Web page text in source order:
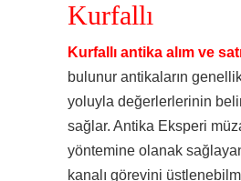
Kurfallı
Kurfallı antika alım ve
bulunur antikaların
yoluyla değerlerlerinin
sağlar. Antika Eksperi
yöntemine olanak
kanalı görevini